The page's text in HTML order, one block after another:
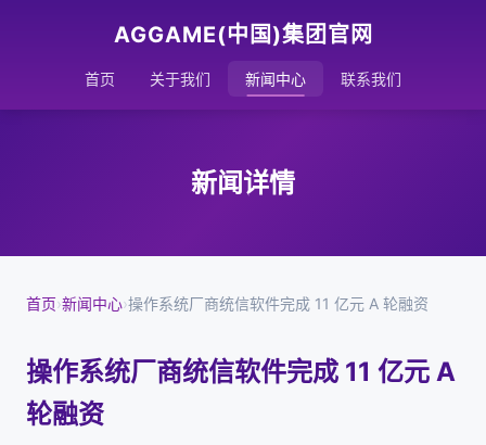
AGGAME(中国)集团官网
首页 关于我们 新闻中心 联系我们
新闻详情
首页›新闻中心›操作系统厂商统信软件完成 11 亿元 A 轮融资
操作系统厂商统信软件完成 11 亿元 A
轮融资